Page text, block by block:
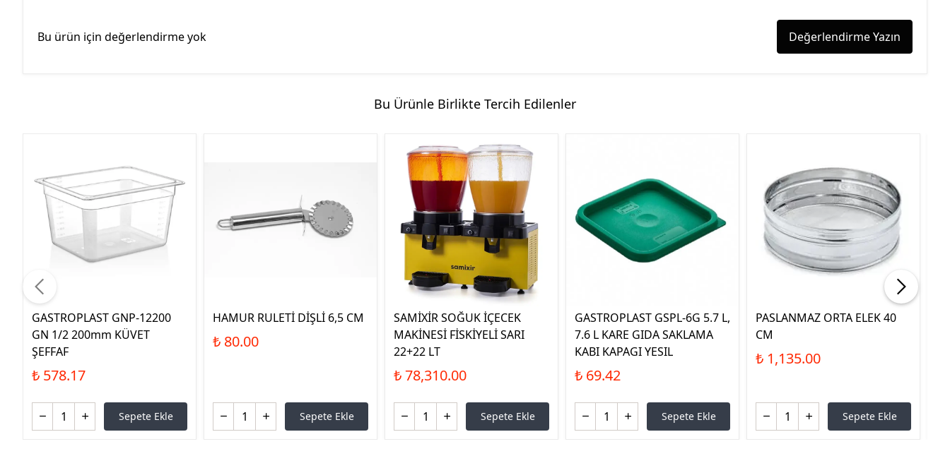
Bu ürün için değerlendirme yok Değerlendirme Yazın
Bu Ürünle Birlikte Tercih Edilenler
GASTROPLAST GNP-12200
GN 1/2 200mm KÜVET
ŞEFFAF
₺ 578.17
Sepete Ekle
HAMUR RULETİ DİŞLİ 6,5 CM
₺ 80.00
Sepete Ekle
SAMİXİR SOĞUK İÇECEK
MAKİNESİ FİSKİYELİ SARI
22+22 LT
₺ 78,310.00
Sepete Ekle
GASTROPLAST GSPL-6G 5.7 L,
7.6 L KARE GIDA SAKLAMA
KABI KAPAGI YESIL
₺ 69.42
Sepete Ekle
PASLANMAZ ORTA ELEK 40
CM
₺ 1,135.00
Sepete Ekle